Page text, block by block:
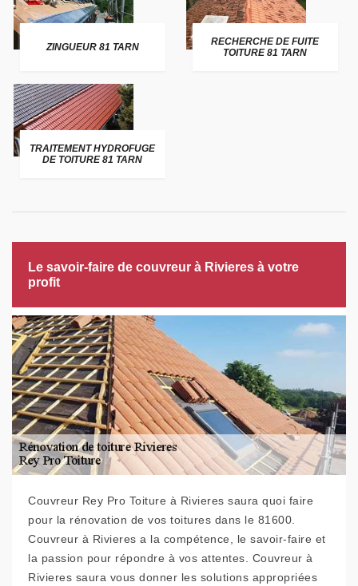
ZINGUEUR 81 TARN
RECHERCHE DE FUITE
TOITURE 81 TARN
TRAITEMENT HYDROFUGE
DE TOITURE 81 TARN
Le savoir-faire de couvreur à Rivieres à votre
profit
Couvreur Rey Pro Toiture à Rivieres saura quoi faire
pour la rénovation de vos toitures dans le 81600.
Couvreur à Rivieres a la compétence, le savoir-faire et
la passion pour répondre à vos attentes. Couvreur à
Rivieres saura vous donner les solutions appropriées